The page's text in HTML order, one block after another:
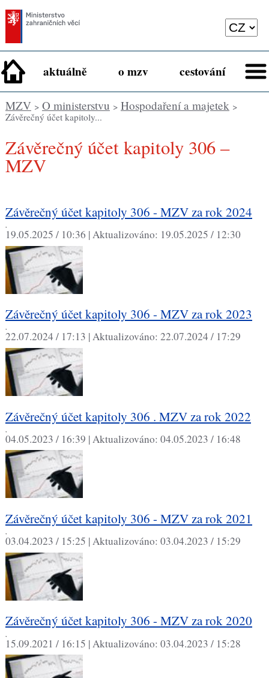
aktuálně o mzv cestování
MZV> O ministerstvu > Hospodaření a majetek>
Závěrečný účet kapitoly...
Závěrečný účet kapitoly 306 –
MZV
Závěrečný účet kapitoly 306 - MZV za rok 2024
,
19.05.2025 / 10:36 |Aktualizováno: 19.05.2025 / 12:30
Závěrečný účet kapitoly 306 - MZV za rok 2023
,
22.07.2024 / 17:13 |Aktualizováno: 22.07.2024 / 17:29
Závěrečný účet kapitoly 306 . MZV za rok 2022
,
04.05.2023 / 16:39 |Aktualizováno: 04.05.2023 / 16:48
Závěrečný účet kapitoly 306 - MZV za rok 2021
,
03.04.2023 / 15:25 |Aktualizováno: 03.04.2023 / 15:29
Závěrečný účet kapitoly 306 - MZV za rok 2020
15.09.2021 / 16:15 | Aktualizováno: 03.04.2023 / 15:28